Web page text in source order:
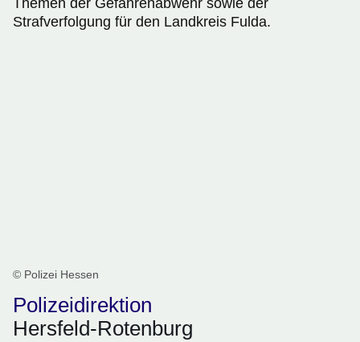
Themen der Gefahrenabwehr sowie der
Strafverfolgung für den Landkreis Fulda.
© Polizei Hessen
Polizeidirektion
Hersfeld-Rotenburg